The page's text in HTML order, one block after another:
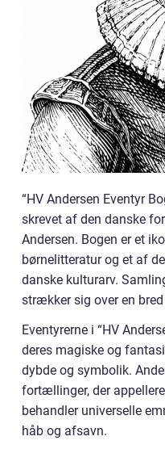
“HV Andersen Eventyr
skrevet af den danske
Andersen. Bogen er et
børnelitteratur og et af
danske kulturarv.
strækker sig over en
Eventyrerne i “HV
deres magiske og
dybde og symbolik.
fortællinger, der
behandler universelle
håb og afsavn.